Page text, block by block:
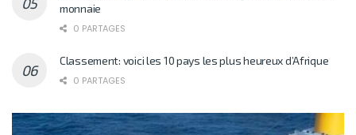
monnaie
0 PARTAGES
Classement: voici les 10 pays les plus heureux d’Afrique
0 PARTAGES